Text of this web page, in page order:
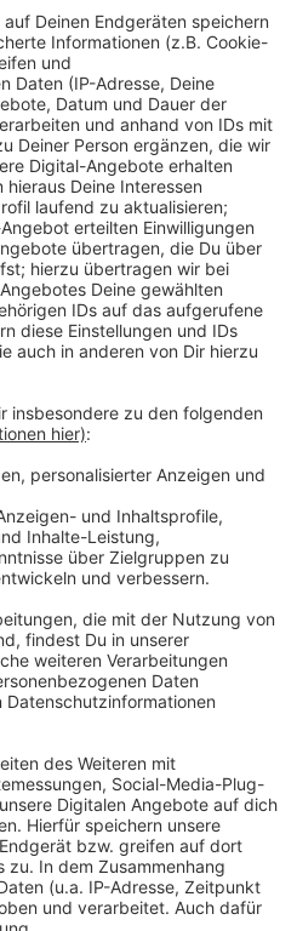
Mühle
Essen zu
Ihre
zu laden!
einen Service eines
um Videoinhalte
Aktivitäten
lesen Sie die
stimmen Sie der
zu, um dieses